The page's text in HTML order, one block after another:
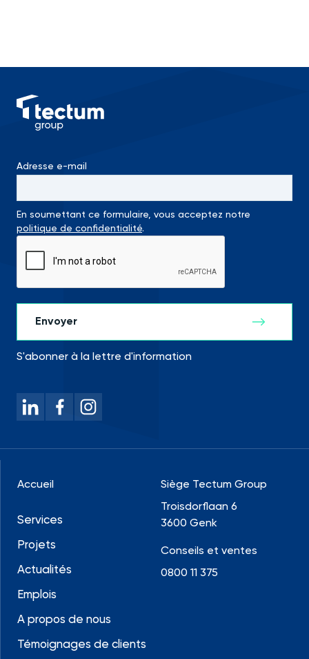
Adresse e-mail
En soumettant ce formulaire, vous acceptez notre
politique de confidentialité.
S'abonner à la lettre d'information
Accueil
Services
Projets
Actualités
Emplois
A propos de nous
Témoignages de clients
Siège Tectum Group
Troisdorflaan 6
3600 Genk
Conseils et ventes
0800 11 375